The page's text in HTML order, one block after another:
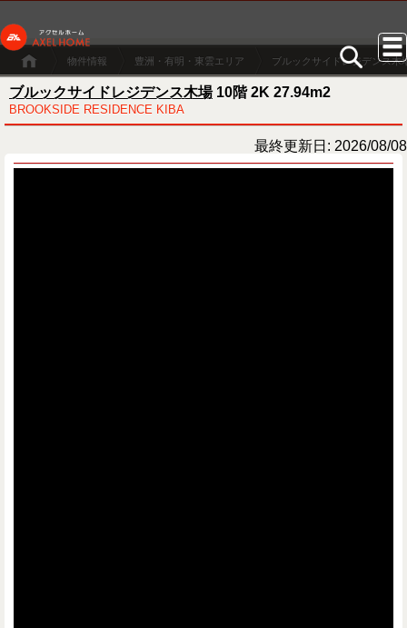
物件情報 豊洲・有明・東雲エリア ブルックサイドレジデンス木
ブルックサイドレジデンス木場10階 2K 27.94m2
BROOKSIDE RESIDENCE KIBA
最終更新日: 2026/08/08